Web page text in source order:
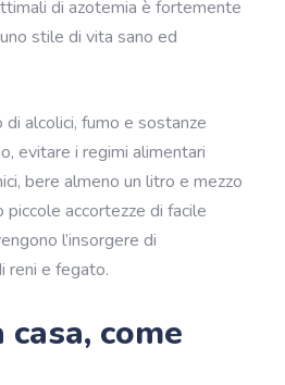
di azotemia è fortemente
stile di vita sano ed
alcolici, fumo e sostanze
evitare i regimi alimentari
bere almeno un litro e mezzo
piccole accortezze di facile
l’insorgere di
reni e fegato.
come